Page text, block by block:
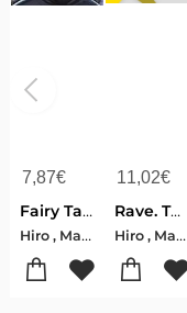
7,87€
Fairy Tail - 100 Years Quest 21
Hiro , Mashima-Atsuo , Ueda
11,02€
Rave. The groove adventure. New edition. Vol. 29
Hiro , Mashima